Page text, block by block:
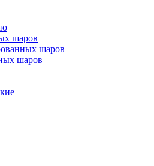
шаров
шаров
шаров